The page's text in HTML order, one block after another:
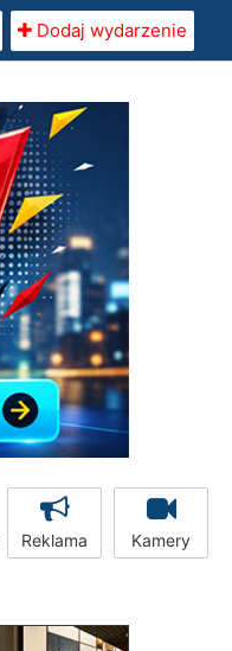
Dodaj wydarzenie
Reklama Kamery